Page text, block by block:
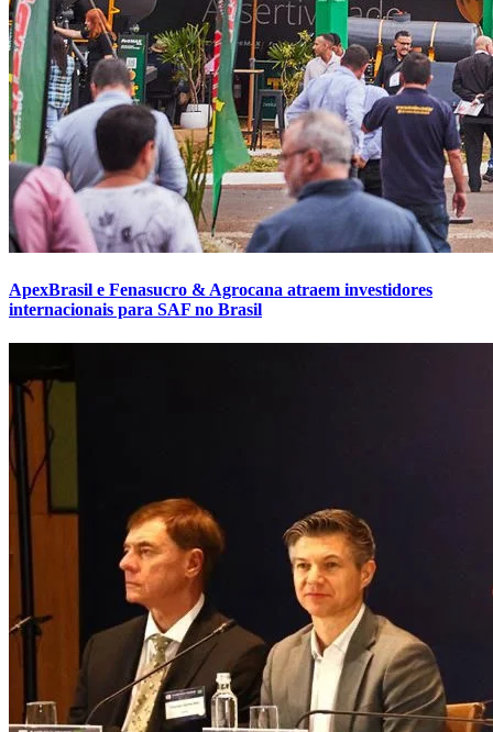
ApexBrasil e Fenasucro & Agrocana atraem investidores
internacionais para SAF no Brasil